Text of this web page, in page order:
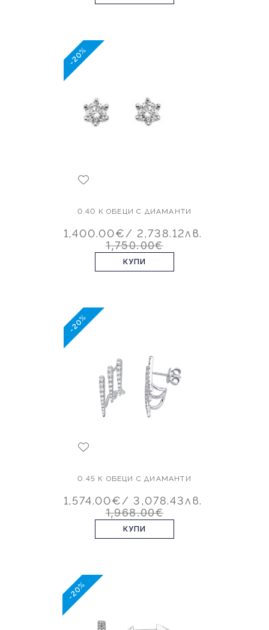
-20%
0.40 K ОБЕЦИ С ДИАМАНТИ
1,400.00€/ 2,738.12лв.
1,750.00€
КУПИ
-20%
0.45 К ОБЕЦИ С ДИАМАНТИ
1,574.00€/ 3,078.43лв.
1,968.00€
КУПИ
-20%